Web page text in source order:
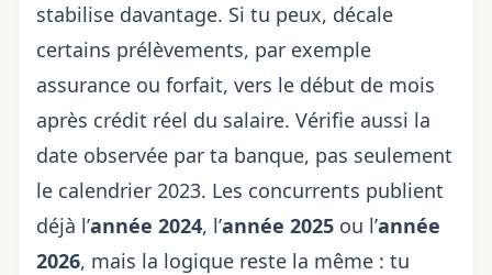
stabilise davantage. Si tu peux, décale
certains prélèvements, par exemple
assurance ou forfait, vers le début de mois
après crédit réel du salaire. Vérifie aussi la
date observée par ta banque, pas seulement
le calendrier 2023. Les concurrents publient
déjà l’année 2024, l’année 2025 ou l’année
2026, mais la logique reste la même : tu